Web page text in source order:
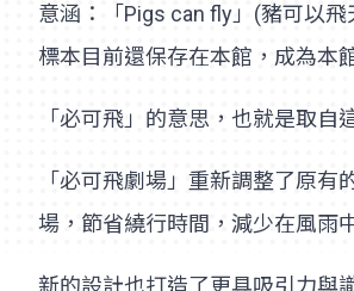
意涵：「Pigs can fly」(豬可以
標本目前還保存在本館，成為本
「必可飛」的意思，也就是取
「必可飛劇場」重新調整了原
場，節省繞行時間，減少在風雨
新的設計也打造了更具吸引力與